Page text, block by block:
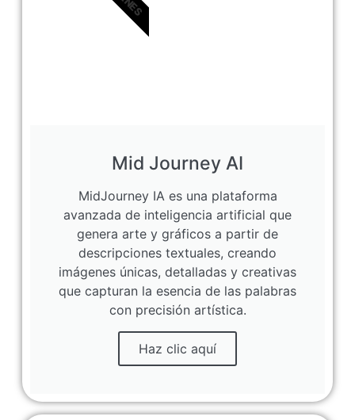
Mid Journey AI
MidJourney IA es una plataforma
avanzada de inteligencia artificial que
genera arte y gráficos a partir de
descripciones textuales, creando
imágenes únicas, detalladas y creativas
que capturan la esencia de las palabras
con precisión artística.
Haz clic aquí